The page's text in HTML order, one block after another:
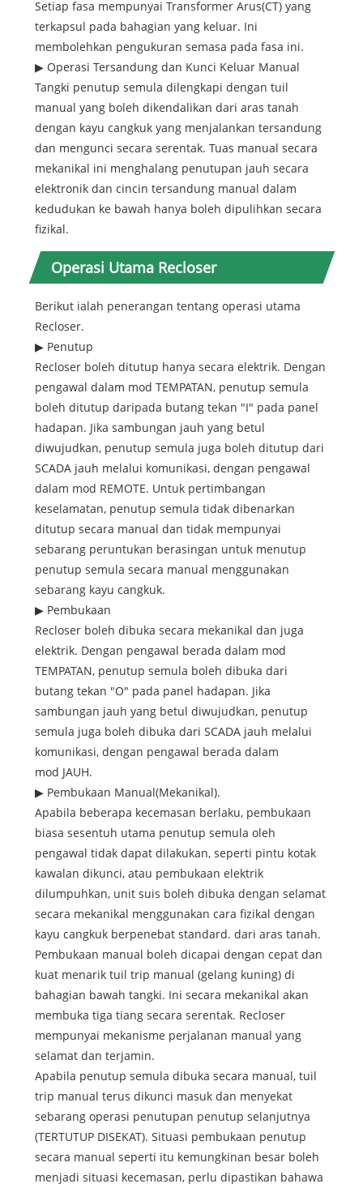
Setiap fasa mempunyai Transformer Arus(CT) yang
terkapsul pada bahagian yang keluar. Ini
membolehkan pengukuran semasa pada fasa ini.
▶ Operasi Tersandung dan Kunci Keluar Manual
Tangki penutup semula dilengkapi dengan tuil
manual yang boleh dikendalikan dari aras tanah
dengan kayu cangkuk yang menjalankan tersandung
dan mengunci secara serentak. Tuas manual secara
mekanikal ini menghalang penutupan jauh secara
elektronik dan cincin tersandung manual dalam
kedudukan ke bawah hanya boleh dipulihkan secara
fizikal.
Operasi Utama Recloser
Berikut ialah penerangan tentang operasi utama
Recloser.
▶ Penutup
Recloser boleh ditutup hanya secara elektrik. Dengan
pengawal dalam mod TEMPATAN, penutup semula
boleh ditutup daripada butang tekan "I" pada panel
hadapan. Jika sambungan jauh yang betul
diwujudkan, penutup semula juga boleh ditutup dari
SCADA jauh melalui komunikasi, dengan pengawal
dalam mod REMOTE. Untuk pertimbangan
keselamatan, penutup semula tidak dibenarkan
ditutup secara manual dan tidak mempunyai
sebarang peruntukan berasingan untuk menutup
penutup semula secara manual menggunakan
sebarang kayu cangkuk.
▶ Pembukaan
Recloser boleh dibuka secara mekanikal dan juga
elektrik. Dengan pengawal berada dalam mod
TEMPATAN, penutup semula boleh dibuka dari
butang tekan "O" pada panel hadapan. Jika
sambungan jauh yang betul diwujudkan, penutup
semula juga boleh dibuka dari SCADA jauh melalui
komunikasi, dengan pengawal berada dalam
mod JAUH.
▶ Pembukaan Manual(Mekanikal).
Apabila beberapa kecemasan berlaku, pembukaan
biasa sesentuh utama penutup semula oleh
pengawal tidak dapat dilakukan, seperti pintu kotak
kawalan dikunci, atau pembukaan elektrik
dilumpuhkan, unit suis boleh dibuka dengan selamat
secara mekanikal menggunakan cara fizikal dengan
kayu cangkuk berpenebat standard. dari aras tanah.
Pembukaan manual boleh dicapai dengan cepat dan
kuat menarik tuil trip manual (gelang kuning) di
bahagian bawah tangki. Ini secara mekanikal akan
membuka tiga tiang secara serentak. Recloser
mempunyai mekanisme perjalanan manual yang
selamat dan terjamin.
Apabila penutup semula dibuka secara manual, tuil
trip manual terus dikunci masuk dan menyekat
sebarang operasi penutupan penutup selanjutnya
(TERTUTUP DISEKAT). Situasi pembukaan penutup
secara manual seperti itu kemungkinan besar boleh
menjadi situasi kecemasan, perlu dipastikan bahawa